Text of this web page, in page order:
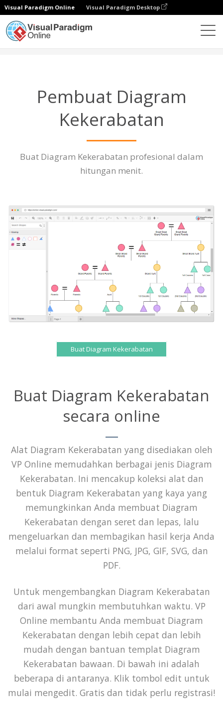
Visual Paradigm Online Visual Paradigm Desktop
Pembuat Diagram
Kekerabatan
Buat Diagram Kekerabatan profesional dalam
hitungan menit.
Buat Diagram Kekerabatan
Buat Diagram Kekerabatan
secara online
Alat Diagram Kekerabatan yang disediakan oleh
VP Online memudahkan berbagai jenis Diagram
Kekerabatan. Ini mencakup koleksi alat dan
bentuk Diagram Kekerabatan yang kaya yang
memungkinkan Anda membuat Diagram
Kekerabatan dengan seret dan lepas, lalu
mengeluarkan dan membagikan hasil kerja Anda
melalui format seperti PNG, JPG, GIF, SVG, dan
PDF.
Untuk mengembangkan Diagram Kekerabatan
dari awal mungkin membutuhkan waktu. VP
Online membantu Anda membuat Diagram
Kekerabatan dengan lebih cepat dan lebih
mudah dengan bantuan templat Diagram
Kekerabatan bawaan. Di bawah ini adalah
beberapa di antaranya. Klik tombol edit untuk
mulai mengedit. Gratis dan tidak perlu registrasi!